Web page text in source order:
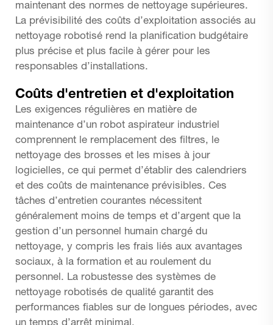
maintenant des normes de nettoyage supérieures.
La prévisibilité des coûts d’exploitation associés au
nettoyage robotisé rend la planification budgétaire
plus précise et plus facile à gérer pour les
responsables d’installations.
Coûts d'entretien et d'exploitation
Les exigences régulières en matière de
maintenance d’un robot aspirateur industriel
comprennent le remplacement des filtres, le
nettoyage des brosses et les mises à jour
logicielles, ce qui permet d’établir des calendriers
et des coûts de maintenance prévisibles. Ces
tâches d’entretien courantes nécessitent
généralement moins de temps et d’argent que la
gestion d’un personnel humain chargé du
nettoyage, y compris les frais liés aux avantages
sociaux, à la formation et au roulement du
personnel. La robustesse des systèmes de
nettoyage robotisés de qualité garantit des
performances fiables sur de longues périodes, avec